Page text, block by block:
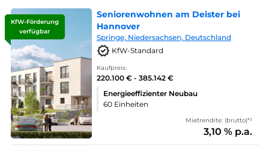
KfW-Förderung
verfügbar
Seniorenwohnen am Deister bei
Hannover
Springe, Niedersachsen, Deutschland
KfW-Standard
Kaufpreis:
220.100 € - 385.142 €
Energieeffizienter Neubau
60 Einheiten
Mietrendite: (brutto)*¹
3,10 % p.a.